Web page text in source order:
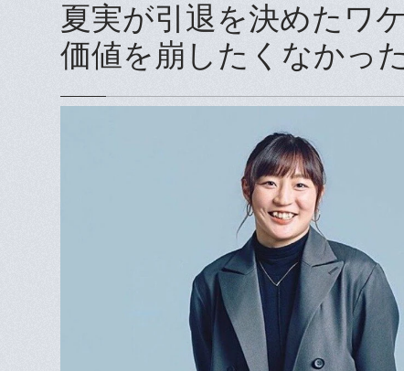
夏実が引退を決めたワ
価値を崩したくなかっ